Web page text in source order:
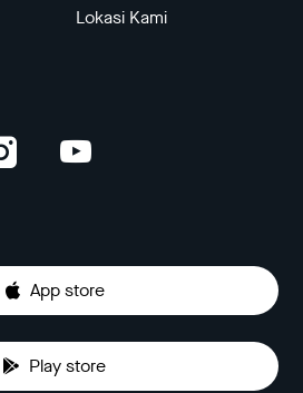
Lokasi Kami
App store
Play store